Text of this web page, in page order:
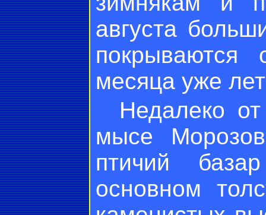
августа
месяца уже
Недалеко
мысе
птичий
основном